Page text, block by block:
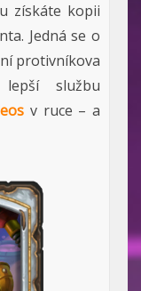
získáte kopii
Jedná se o
protivníkova
službu
v ruce – a